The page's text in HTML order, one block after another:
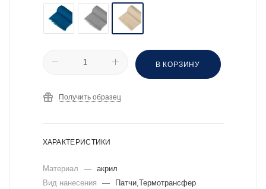
В КОРЗИНУ
Получить образец
ХАРАКТЕРИСТИКИ
Материал —
акрил
Вид нанесения
—
Патчи,Термотрансфер